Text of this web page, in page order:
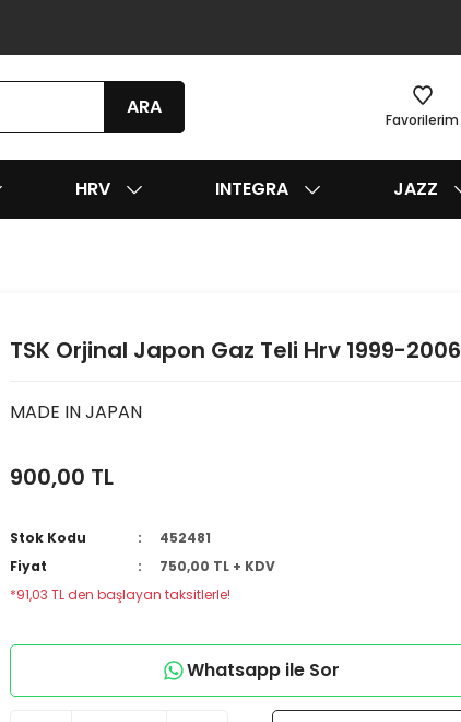
ARA
Favorilerim
HRV INTEGRA JAZZ
TSK Orjinal Japon Gaz Teli Hrv 1999-2006
MADE IN JAPAN
900,00 TL
Stok Kodu
452481
Fiyat
750,00 TL + KDV
*91,03 TL den başlayan taksitlerle!
Whatsapp ile Sor